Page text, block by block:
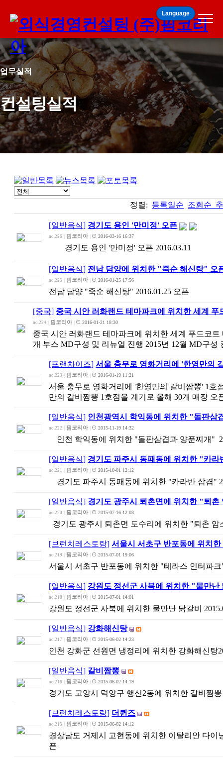
Language
업무실적
컨설팅실적
정렬: 등록일순 조회순
[일반음식] 경기도 용인 '만미정' 오픈
no.226 핌코리아 | 2016-03-16 16:37
경기도 용인 '만미정' 오픈 2016.03.11
[일반음식] 전남 담양에 위치한 "죽순 해신탕" 오
no.225 핌코리아 | 2016-01-25 17:56
전남 담양 "죽순 해신탕" 2016.01.25 오픈
[중국] 중국 시안 러화랜드 테마파크에 위치한 세계
no.224 핌코리아 | 2016-01-21 18:30
중국 시안 러화랜드 테마파크에 위치한 세계 푸드코
개 부스 MD구성 및 리뉴얼 진행 2015년 12월 MD구성
[프랜차이즈] 서울 충무로 영화거리에 '한영만의
no.223 핌코리아 | 2016-01-19 11:21
서울 충무로 영화거리에 '한영만의 갈비짬뽕' 1호
만의 갈비짬뽕 1호점을 계기로 올해 30개 매장
[일반음식] 인천광역시 학익동에 위치한 "돌판삼
no.222 핌코리아 | 2015-11-19 14:32
인천 학익동에 위치한 "돌판삼겹과 양푼찌개"
[일반음식] 경기도 파주시 동패동에 위치한 "카라
no.221 핌코리아 | 2015-10-01 12:12
경기도 파주시 동패동에 위치한 "카라반 삼겹
[일반음식] 경기도 광주시 퇴촌면에 위치한 "퇴
no.220 핌코리아 | 2015-07-16 12:08
경기도 광주시 퇴촌면 도수리에 위치한 "퇴촌
[브런치레스토랑] 서울시 서초구 반포동에 위치
no.219 핌코리아 | 2015-07-01 19:06
서울시 서초구 반포동에 위치한 "테라스 인터파크
[일반음식] 강원도 정선군 사북에 위치한 "물만난
no.218 핌코리아 | 2015-07-01 14:01
강원도 정선군 사북에 위치한 물만난 닭갈비
[일반음식] 강화해신탕
no.217 핌코리아 | 2015-06-02 14:23
인천 강화군 선원면 냉정리에 위치한 강화해신탕
[일반음식] 갈비짬뽕
no.216 핌코리아 | 2015-06-02 14:19
경기도 고양시 덕양구 행신2동에 위치한 갈비짬뽕
[브런치레스토랑] 더퀸즈
no.215 핌코리아 | 2015-06-02 14:12
경상남도 거제시 고현동에 위치한 이탈리안 다이
픈